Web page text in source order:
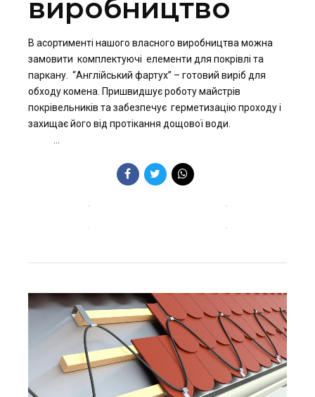
виробництво
В асортименті нашого власного виробництва можна
замовити комплектуючі елементи для покрівлі та
паркану. “Англійський фартух” – готовий виріб для
обходу комена. Пришвидшує роботу майстрів
покрівельників та забезпечує герметизацію проходу і
захищає його від протікання дощової води.